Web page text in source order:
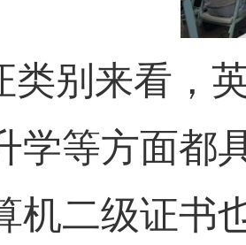
类别来看，
学等方面都
机二级证书